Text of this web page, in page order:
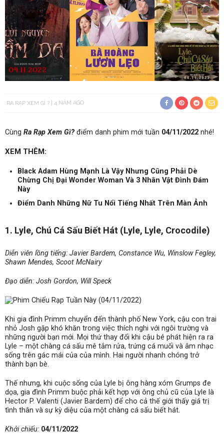
RA RẠP XEM GÌ ? 4 NĂM AGO
Cùng Ra Rạp Xem Gì? điểm danh phim mới tuần 04/11/2022 nhé!
XEM THÊM:
Black Adam Hùng Mạnh Là Vậy Nhưng Cũng Phải Dè
Chừng Chị Đại Wonder Woman Và 3 Nhân Vật Đình Đám
Này
Điểm Danh Những Nữ Tu Nổi Tiếng Nhất Trên Màn Ảnh
1. Lyle, Chú Cá Sấu Biết Hát (Lyle, Lyle, Crocodile)
Diễn viên lồng tiếng: Javier Bardem, Constance Wu, Winslow Fegley,
Shawn Mendes, Scoot McNairy
Đạo diễn: Josh Gordon, Will Speck
Khi gia đình Primm chuyển đến thành phố New York, cậu con trai
nhỏ Josh gặp khó khăn trong việc thích nghi với ngôi trường và
những người bạn mới. Mọi thứ thay đổi khi cậu bé phát hiện ra ra
Lyle – một chàng cá sấu mê tắm rửa, trứng cá muối và âm nhạc
sống trên gác mái của của mình. Hai người nhanh chóng trở
thành bạn bè.
Thế nhưng, khi cuộc sống của Lyle bị ông hàng xóm Grumps đe
dọa, gia đình Primm buộc phải kết hợp với ông chủ cũ của Lyle là
Hector P. Valenti (Javier Bardem) để cho cả thế giới thấy giá trị
tình thân và sự kỳ diệu của một chàng cá sấu biết hát.
Khởi chiếu: 04/11/2022